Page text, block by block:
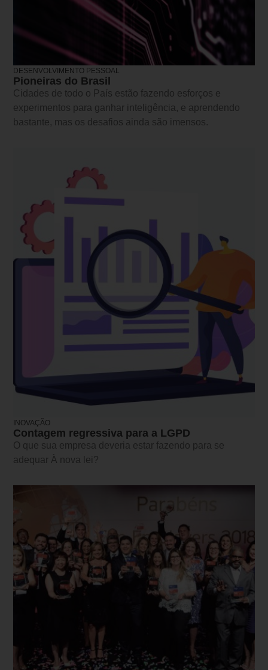
DESENVOLVIMENTO PESSOAL
Pioneiras do Brasil
Cidades de todo o País estão fazendo esforços e
experimentos para ganhar inteligência, e aprendendo
bastante, mas os desafios ainda são imensos.
INOVAÇÃO
Contagem regressiva para a LGPD
O que sua empresa deveria estar fazendo para se
adequar À nova lei?